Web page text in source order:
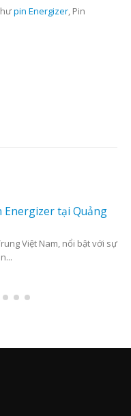
pin Energizer , Pin
Energizer tại Quảng
Việt Nam, nổi bật với sự